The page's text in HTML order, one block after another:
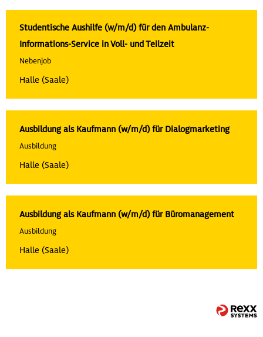
Studentische Aushilfe (w/m/d) für den Ambulanz-
Informations-Service in Voll- und Teilzeit
Nebenjob
Halle (Saale)
Ausbildung als Kaufmann (w/m/d) für Dialogmarketing
Ausbildung
Halle (Saale)
Ausbildung als Kaufmann (w/m/d) für Büromanagement
Ausbildung
Halle (Saale)